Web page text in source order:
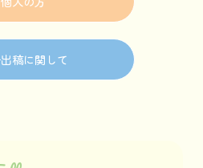
稿に関して